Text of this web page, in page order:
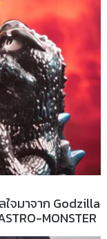
จมาจาก Godzilla
MONSTER